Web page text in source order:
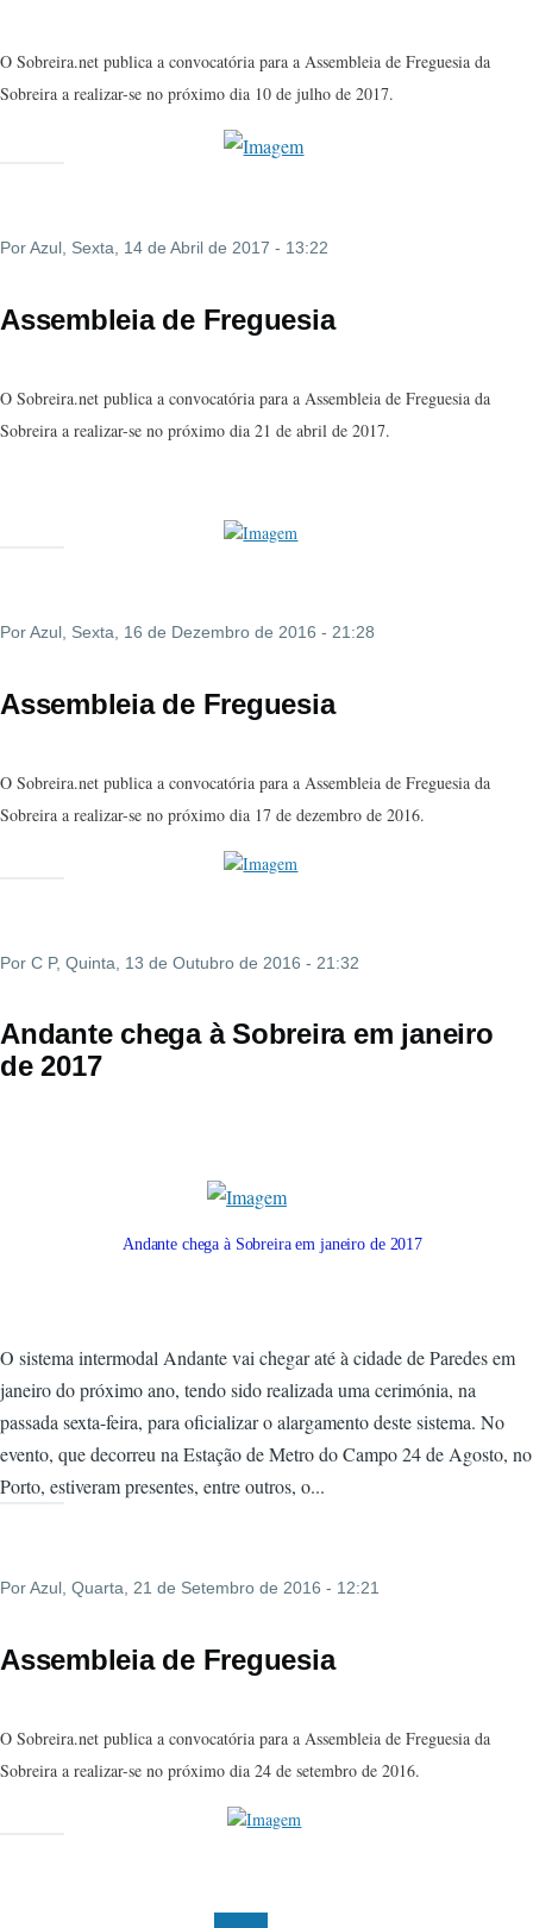
O Sobreira.net publica a convocatória para a Assembleia de Freguesia da
Sobreira a realizar-se no próximo dia 10 de julho de 2017.
PorAzul , Sexta, 14 de Abril de 2017 - 13:22
Assembleia de Freguesia
O Sobreira.net publica a convocatória para a Assembleia de Freguesia da
Sobreira a realizar-se no próximo dia 21 de abril de 2017.
PorAzul , Sexta, 16 de Dezembro de 2016 - 21:28
Assembleia de Freguesia
O Sobreira.net publica a convocatória para a Assembleia de Freguesia da
Sobreira a realizar-se no próximo dia 17 de dezembro de 2016.
Por C P, Quinta, 13 de Outubro de 2016 - 21:32
Andante chega à Sobreira em janeiro
de 2017
Andante chega à Sobreira em janeiro de 2017
O sistema intermodal Andante vai chegar até à cidade de Paredes em
janeiro do próximo ano, tendo sido realizada uma cerimónia, na
passada sexta-feira, para oficializar o alargamento deste sistema. No
evento, que decorreu na Estação de Metro do Campo 24 de Agosto, no
Porto, estiveram presentes, entre outros, o...
PorAzul, Quarta, 21 de Setembro de 2016 - 12:21
Assembleia de Freguesia
O Sobreira.net publica a convocatória para a Assembleia de Freguesia da
Sobreira a realizar-se no próximo dia 24 de setembro de 2016.